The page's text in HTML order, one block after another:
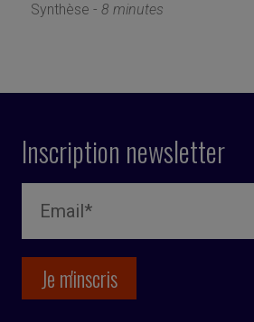
Synthèse - 8 minutes
Inscription newsletter